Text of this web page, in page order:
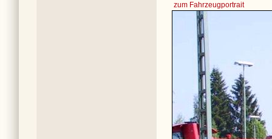
zum Fahrzeugportrait